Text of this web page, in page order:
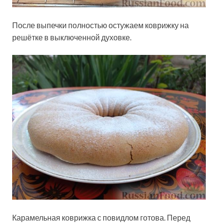
После выпечки полностью остужаем коврижку на
решётке в выключенной духовке.
Карамельная коврижка с повидлом готова. Перед